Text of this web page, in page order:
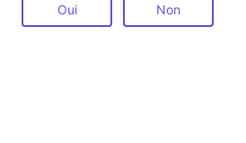
Oui Non